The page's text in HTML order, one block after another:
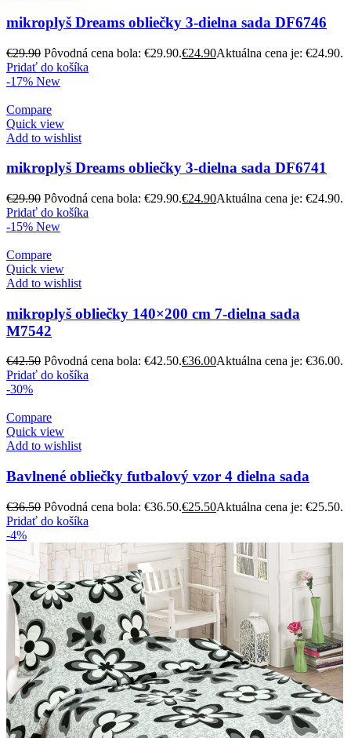
mikroplyš Dreams obliečky 3-dielna sada DF6746
€29.90 Pôvodná cena bola: €29.90.€24.90Aktuálna cena je: €24.90.
Pridať do košíka
-17% New
Compare
Quick view
Add to wishlist
mikroplyš Dreams obliečky 3-dielna sada DF6741
€29.90 Pôvodná cena bola: €29.90.€24.90Aktuálna cena je: €24.90.
Pridať do košíka
-15% New
Compare
Quick view
Add to wishlist
mikroplyš obliečky 140×200 cm 7-dielna sada
M7542
€42.50 Pôvodná cena bola: €42.50.€36.00Aktuálna cena je: €36.00.
Pridať do košíka
-30%
Compare
Quick view
Add to wishlist
Bavlnené obliečky futbalový vzor 4 dielna sada
€36.50 Pôvodná cena bola: €36.50.€25.50Aktuálna cena je: €25.50.
Pridať do košíka
-4%